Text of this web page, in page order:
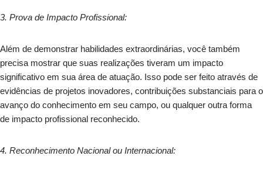
3. Prova de Impacto Profissional:
Além de demonstrar habilidades extraordinárias, você também
precisa mostrar que suas realizações tiveram um impacto
significativo em sua área de atuação. Isso pode ser feito através de
evidências de projetos inovadores, contribuições substanciais para o
avanço do conhecimento em seu campo, ou qualquer outra forma
de impacto profissional reconhecido.
4. Reconhecimento Nacional ou Internacional: